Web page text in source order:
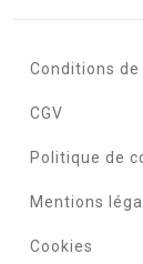
Conditions
CGV
Politique de
Mentions
Cookies